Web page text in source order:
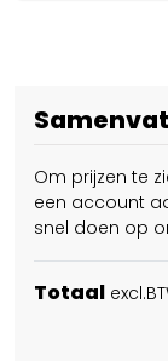
Om prijzen te
een account
snel doen op
Totaal